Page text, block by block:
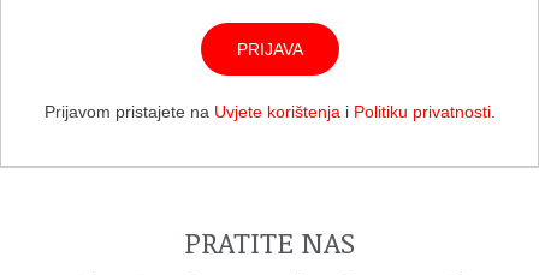
PRIJAVA
Prijavom pristajete na Uvjete korištenja i Politiku privatnosti.
PRATITE NAS